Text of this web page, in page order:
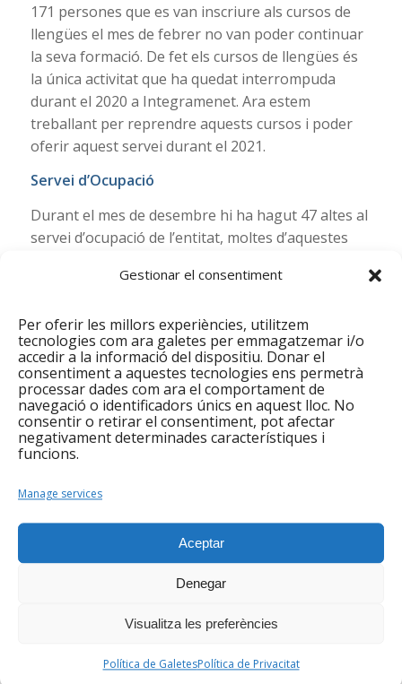
Gestionar el consentiment
Per oferir les millors experiències, utilitzem
tecnologies com ara galetes per emmagatzemar i/o
accedir a la informació del dispositiu. Donar el
consentiment a aquestes tecnologies ens permetrà
processar dades com ara el comportament de
navegació o identificadors únics en aquest lloc. No
consentir o retirar el consentiment, pot afectar
negativament determinades característiques i
funcions.
Manage services
Aceptar
Denegar
Visualitza les preferències
Política de GaletesPolítica de Privacitat
171 persones que es van inscriure als cursos de
llengües el mes de febrer no van poder continuar
la seva formació. De fet els cursos de llengües és
la única activitat que ha quedat interrompuda
durant el 2020 a Integramenet. Ara estem
treballant per reprendre aquests cursos i poder
oferir aquest servei durant el 2021.
Servei d’Ocupació
Durant el mes de desembre hi ha hagut 47 altes al
servei d’ocupació de l’entitat, moltes d’aquestes
servei d’acollida. Aquest darrer mes hem estat
formatives del Servei d’Ocupació per poder donar
una resposta més acurada a les necessitats
d’orientació laboral de les persones que acudeixen
a la nostra entitat. Aquests canvis fan que el
programa Incorpora de la Fundació “la Caixa” i el
programa formatiu en serveis d’atenció
domiciliària (SAD) d’Integramenet encaixin d’una